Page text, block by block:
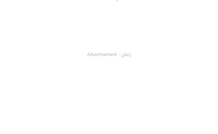
إعلان - Advertisement